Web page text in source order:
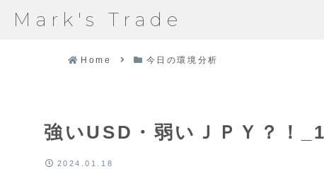
Mark's Trade
Home 今日の環境分析
強いUSD・弱いＪＰＹ？！
2024.01.18